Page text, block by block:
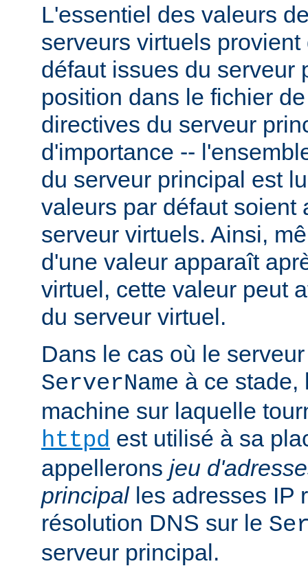
L'essentiel des valeurs
serveurs virtuels
défaut issues du serveur
position dans le fichier
directives du serveur
d'importance --
du serveur principal est
valeurs par défaut soient
serveur virtuels. Ainsi,
d'une valeur apparaît
virtuel, cette valeur peut
du serveur virtuel.
Dans le cas où le
ServerName à ce stade,
machine sur laquelle
httpd est utilisé à sa
appellerons jeu
principalles adresses IP
résolution DNS sur le
serveur principal.